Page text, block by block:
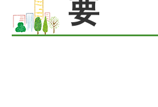
要